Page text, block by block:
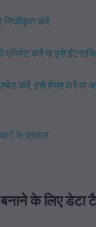
निजीकृत करें
करें या इसे
करें, इसे शेयर करें या
के प्रकार
के लिए डेटा